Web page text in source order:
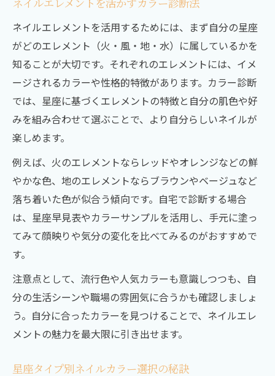
ネイルエレメントを活かすカラー診断法
ネイルエレメントを活用するためには、まず自分の星座
がどのエレメント（火・風・地・水）に属しているかを
知ることが大切です。それぞれのエレメントには、イメ
ージされるカラーや性格的特徴があります。カラー診断
では、星座に基づくエレメントの特徴と自分の肌色や好
みを組み合わせて選ぶことで、より自分らしいネイルが
楽しめます。
例えば、火のエレメントならレッドやオレンジなどの鮮
やかな色、地のエレメントならブラウンやベージュなど
落ち着いた色が似合う傾向です。自宅で診断する場合
は、星座早見表やカラーサンプルを活用し、手元に塗っ
てみて顔映りや気分の変化を比べてみるのがおすすめで
す。
注意点として、流行色や人気カラーも意識しつつも、自
分の生活シーンや職場の雰囲気に合うかも確認しましょ
う。自分に合ったカラーを見つけることで、ネイルエレ
メントの魅力を最大限に引き出せます。
星座タイプ別ネイルカラー選択の秘訣